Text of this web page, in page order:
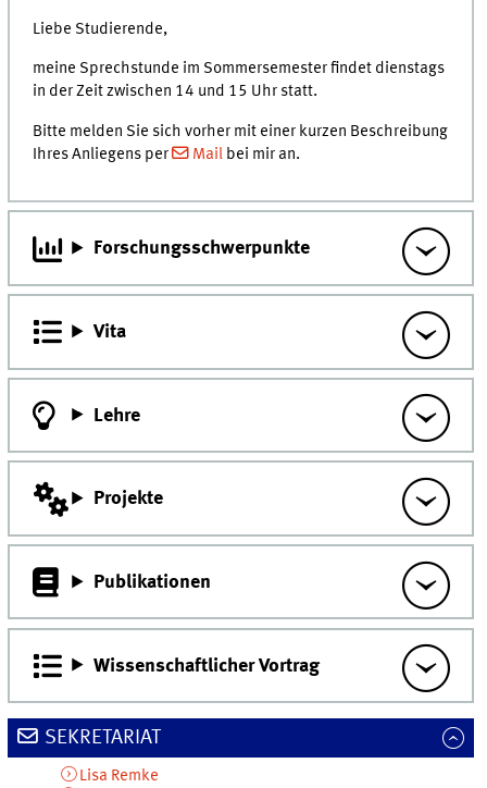
Liebe Studierende,
meine Sprechstunde im Sommersemester findet dienstags
in der Zeit zwischen 14 und 15 Uhr statt.
Bitte melden Sie sich vorher mit einer kurzen Beschreibung
Ihres Anliegens per
Mail bei mir an.
Forschungsschwerpunkte
Vita
Lehre
Projekte
Publikationen
Wissenschaftlicher Vortrag
SEKRETARIAT
Lisa Remke